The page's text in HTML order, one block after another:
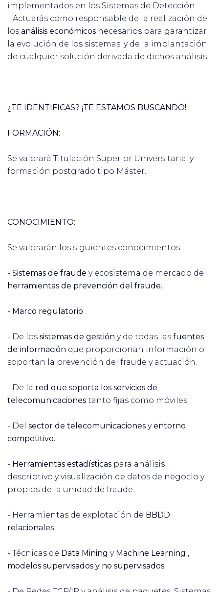
implementados en los Sistemas de Detección.
· Actuarás como responsable de la realización de
los análisis económicos necesarios para garantizar
la evolución de los sistemas; y de la implantación
de cualquier solución derivada de dichos análisis.
¿TE IDENTIFICAS? ¡TE ESTAMOS BUSCANDO!
FORMACIÓN:
Se valorará Titulación Superior Universitaria, y
formación postgrado tipo Máster.
CONOCIMIENTO:
Se valorarán los siguientes conocimientos:
- Sistemas de fraude y ecosistema de mercado de
herramientas de prevención del fraude.
- Marco regulatorio .
- De los sistemas de gestión y de todas las fuentes
de información que proporcionan información o
soportan la prevención del fraude y actuación.
- De la red que soporta los servicios de
telecomunicaciones tanto fijas como móviles.
- Del sector de telecomunicaciones yentorno
competitivo.
- Herramientas estadísticas para análisis
descriptivo y visualización de datos de negocio y
propios de la unidad de fraude.
- Herramientas de explotación de BBDD
relacionales .
- Técnicas de Data Mining y Machine Learning ,
modelos supervisados y no supervisados.